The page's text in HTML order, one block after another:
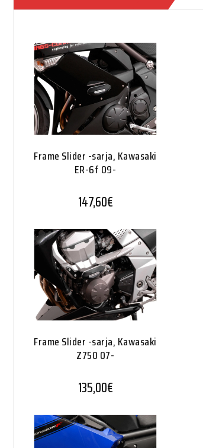
Frame Slider -sarja, Kawasaki
ER-6f 09-
147,60€
Frame Slider -sarja, Kawasaki
Z750 07-
135,00€